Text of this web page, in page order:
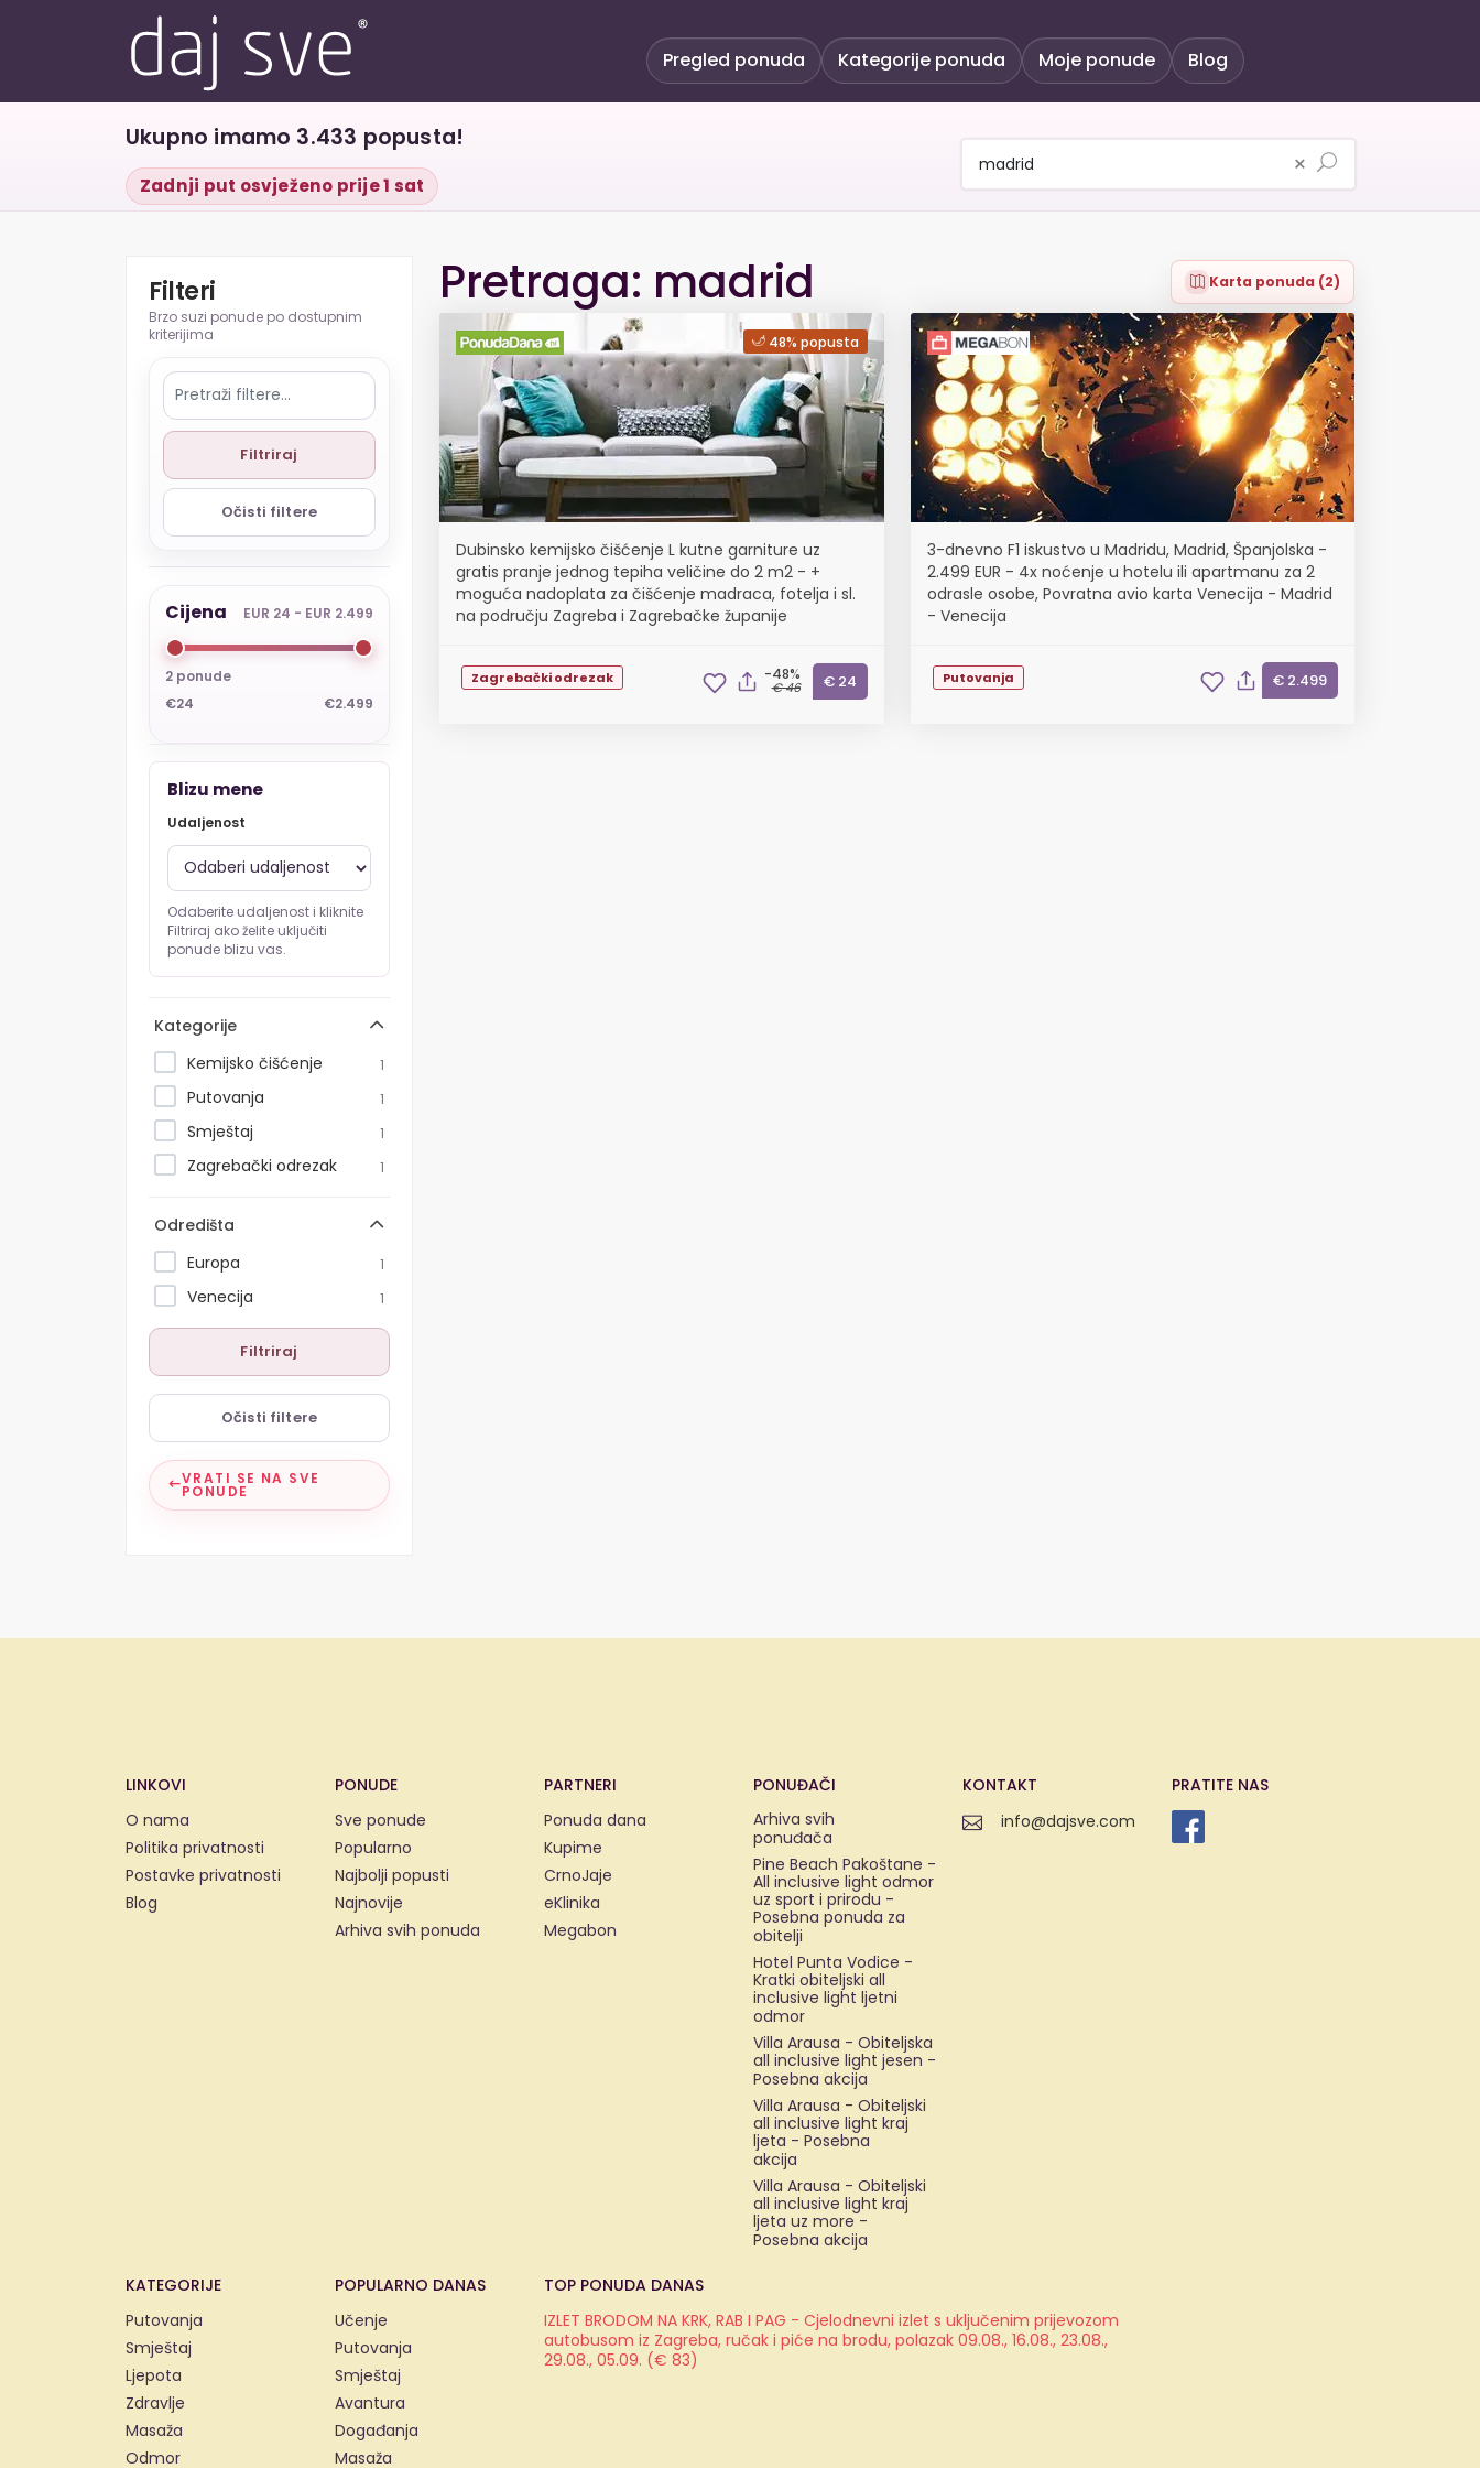
Pregled ponuda Kategorije ponuda Moje ponude Blog
Ukupno imamo 3.433 popusta!
Zadnji put osvježeno prije 1 sat
×
Filteri
Filtriraj
Očisti filtere
Cijena EUR 24 - EUR 2.499
2 ponude
€24
€2.499
Blizu mene
Udaljenost
Odaberite udaljenost i kliknite
Filtriraj ako želite uključiti
ponude blizu vas.
Kategorije
Kemijsko čišćenje
1
Putovanja 1
Smještaj 1
Zagrebački odrezak 1
Odredišta
Europa
1
Venecija 1
Filtriraj
Očisti filtere
VRATI SE NA SVE
PONUDE
Pretraga: madrid Karta ponuda (2)
48% popusta
Dubinsko kemijsko čišćenje L kutne garniture uz
gratis pranje jednog tepiha veličine do 2 m2 - +
moguća nadoplata za čišćenje madraca, fotelja i sl.
na području Zagreba i Zagrebačke županije
Zagrebački odrezak -48%
€ 46 € 24
3-dnevno F1 iskustvo u Madridu, Madrid, Španjolska -
2.499 EUR - 4x noćenje u hotelu ili apartmanu za 2
odrasle osobe, Povratna avio karta Venecija - Madrid
- Venecija
Putovanja € 2.499
LINKOVI
O nama
Politika privatnosti
Postavke privatnosti
Blog
PONUDE
Sve ponude
Popularno
Najbolji popusti
Najnovije
Arhiva svih ponuda
PARTNERI
Ponuda dana
Kupime
CrnoJaje
eKlinika
Megabon
PONUĐAČI
Arhiva svih
ponuđača
Pine Beach Pakoštane -
All inclusive light odmor
uz sport i prirodu -
Posebna ponuda za
obitelji
Hotel Punta Vodice -
Kratki obiteljski all
inclusive light ljetni
odmor
Villa Arausa - Obiteljska
all inclusive light jesen -
Posebna akcija
Villa Arausa - Obiteljski
all inclusive light kraj
ljeta - Posebna
akcija
Villa Arausa - Obiteljski
all inclusive light kraj
ljeta uz more -
Posebna akcija
KONTAKT
info@dajsve.com
PRATITE NAS
KATEGORIJE
Putovanja
Smještaj
Ljepota
Zdravlje
Masaža
Odmor
POPULARNO DANAS
Učenje
Putovanja
Smještaj
Avantura
Događanja
Masaža
TOP PONUDA DANAS
IZLET BRODOM NA KRK, RAB I PAG - Cjelodnevni izlet s uključenim prijevozom
autobusom iz Zagreba, ručak i piće na brodu, polazak 09.08., 16.08., 23.08.,
29.08., 05.09. (€ 83)